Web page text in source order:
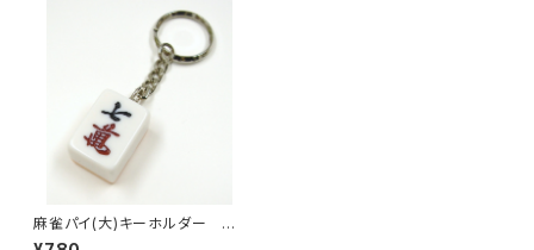
麻雀パイ(大)キーホルダー チ
ーマン